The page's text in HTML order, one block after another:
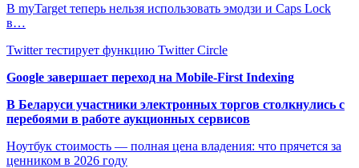
В myTarget теперь нельзя использовать эмодзи и Caps Lock
в…
Twitter тестирует функцию Twitter Circle
Google завершает переход на Mobile-First Indexing
В Беларуси участники электронных торгов столкнулись с
перебоями в работе аукционных сервисов
Ноутбук стоимость — полная цена владения: что прячется за
ценником в 2026 году